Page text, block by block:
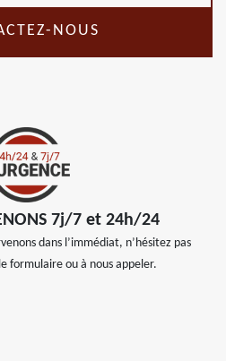
NOUS
7j/7 et 24h/24
dans l’immédiat, n’hésitez pas
formulaire ou à nous appeler.